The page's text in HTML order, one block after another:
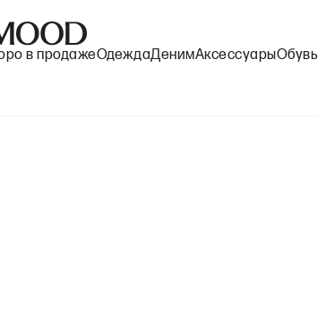
в продажеОдеждаДенимАксессуарыОбувь